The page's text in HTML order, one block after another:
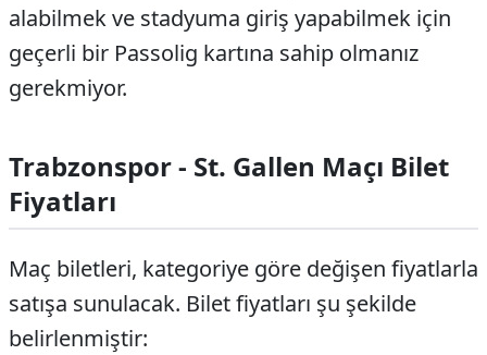
alabilmek ve stadyuma giriş yapabilmek için
geçerli bir Passolig kartına sahip olmanız
gerekmiyor.
Trabzonspor - St. Gallen Maçı Bilet
Fiyatları
Maç biletleri, kategoriye göre değişen fiyatlarla
satışa sunulacak. Bilet fiyatları şu şekilde
belirlenmiştir: